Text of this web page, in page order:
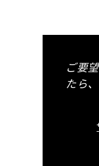
ご要
たら